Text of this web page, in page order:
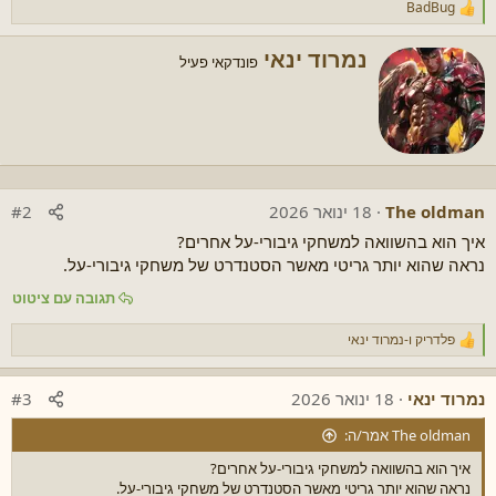
ר
ג
ש
ו
ת
:
BadBug
נ
כ
ד
י
נמרוד ינאי פונדקאי פעיל
The oldman 18 ינואר 2026
#2
איך הוא בהשוואה למשחקי גיבורי-על אחרים?
נראה שהוא יותר גריטי מאשר הסטנדרט של משחקי גיבורי-על.
תגובה עם ציטוט
ר
ג
ש
ו
ת
פלדריק ו-נמרוד ינאי
נמרוד ינאי 18 ינואר 2026 #3
The oldman אמר/ה:
איך הוא בהשוואה למשחקי גיבורי-על אחרים?
נראה שהוא יותר גריטי מאשר הסטנדרט של משחקי גיבורי-על.